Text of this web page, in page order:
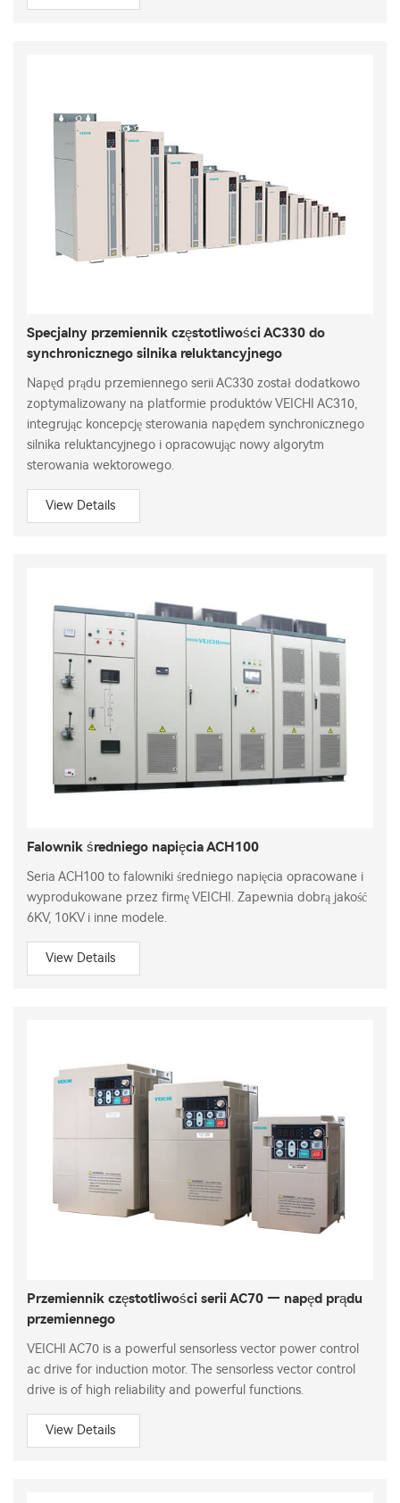
Specjalny przemiennik częstotliwości AC330 do
synchronicznego silnika reluktancyjnego
Napęd prądu przemiennego serii AC330 został dodatkowo
zoptymalizowany na platformie produktów VEICHI AC310,
integrując koncepcję sterowania napędem synchronicznego
silnika reluktancyjnego i opracowując nowy algorytm
sterowania wektorowego.
View Details
Falownik średniego napięcia ACH100
Seria ACH100 to falowniki średniego napięcia opracowane i
wyprodukowane przez firmę VEICHI. Zapewnia dobrą jakość
6KV, 10KV i inne modele.
View Details
Przemiennik częstotliwości serii AC70 — napęd prądu
przemiennego
VEICHI AC70 is a powerful sensorless vector power control
ac drive for induction motor. The sensorless vector control
drive is of high reliability and powerful functions.
View Details